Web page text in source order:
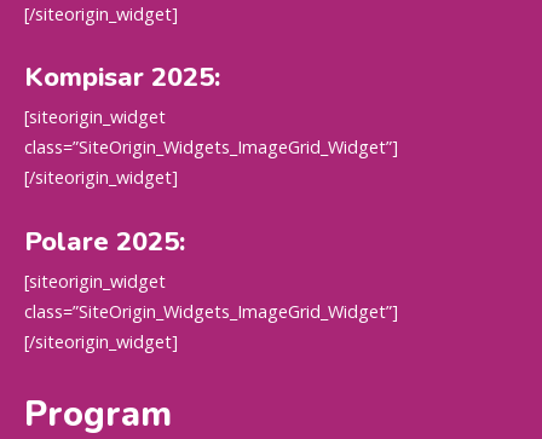
[/siteorigin_widget]
Kompisar 2025:
[siteorigin_widget
class=”SiteOrigin_Widgets_ImageGrid_Widget”]
[/siteorigin_widget]
Polare 2025:
[siteorigin_widget
class=”SiteOrigin_Widgets_ImageGrid_Widget”]
[/siteorigin_widget]
Program